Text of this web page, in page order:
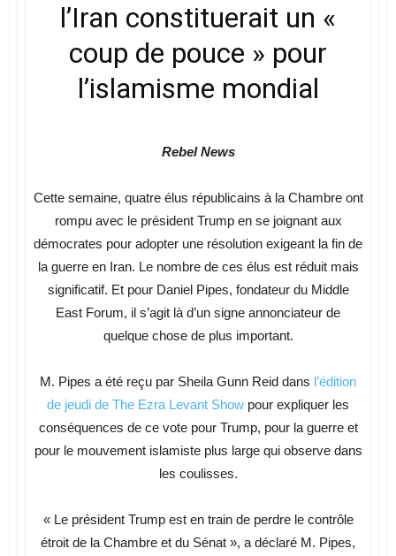
l’Iran constituerait un «
coup de pouce » pour
l’islamisme mondial
Rebel News
Cette semaine, quatre élus républicains à la Chambre ont
rompu avec le président Trump en se joignant aux
démocrates pour adopter une résolution exigeant la fin de
la guerre en Iran. Le nombre de ces élus est réduit mais
significatif. Et pour Daniel Pipes, fondateur du Middle
East Forum, il s’agit là d’un signe annonciateur de
quelque chose de plus important.
M. Pipes a été reçu par Sheila Gunn Reid dans l’édition
de jeudi de The Ezra Levant Show pour expliquer les
conséquences de ce vote pour Trump, pour la guerre et
pour le mouvement islamiste plus large qui observe dans
les coulisses.
« Le président Trump est en train de perdre le contrôle
étroit de la Chambre et du Sénat », a déclaré M. Pipes,